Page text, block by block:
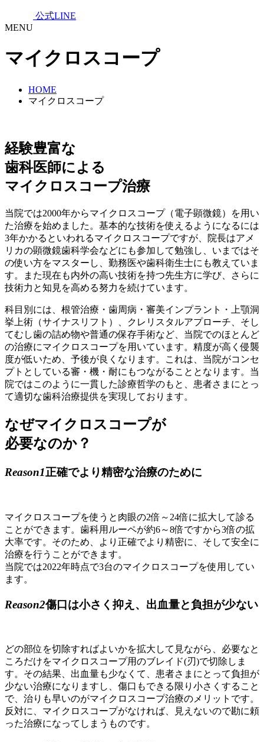
公式LINE
MENU
マイクロスコープ
HOME
マイクロスコープ
経験豊富な
歯科医師による
マイクロスコープ治療
当院では2000年からマイクロスコープ（電子顕微鏡）を用い
た治療を始めました。基本的な技術を使えるようになるには
3年かかるといわれるマイクロスコープですが、院長はアメ
リカの顕微鏡歯科学会などにも参加して勉強し、いまではそ
の使い方をマスターし、勤務医や歯科衛生士にも教えていま
す。また現在も内外の高い技術を持つ先生方に学び、さらに
技術力と知見を高める努力を続けています。
科目別には、根管治療・歯周病・審美インプラント・上顎洞
挙上術（サイナスリフト）、クレリスタルアプローチ、そし
てむし歯の詰め物や普通の保存手術など、当院でのほとんど
の治療にマイクロスコープを用いています。精度が高く侵襲
度が低いため、予後が良くなります。これは、当院がコンセ
プトとしている審・機・耐にもつながることとなります。当
院ではこのように一貫した診療哲学のもと、患者さまにとっ
て適切な歯科治療提供を実現しております。
なぜマイクロスコープが
必要なのか？
Reason1正確でより精密な治療のために
マイクロスコープを使うと肉眼の2倍～24倍に拡大して診る
ことができます。歯科用ルーペが約6～8倍ですから3倍の拡
大率です。そのため、より正確でより精密に、そして安全に
治療を行うことができます。
当院では2022年時点で3台のマイクロスコープを使用してい
ます。
Reason2傷口は小さく抑え、出血量と負担が少ない
どの部位を切除すればよいかを拡大して見ながら、必要なと
ころだけをマイクロスコープ用のブレイド(刃)で切除しま
す。その結果、出血量も少なくて、患者さまにとって負担が
少ない治療になりますし、傷口もできる限り小さくすること
で、治りも早いのがマイクロスコープ治療のメリットです。
反対に、マイクロスコープがなければ、見えないので勘に頼
った治療になってしまうものです。